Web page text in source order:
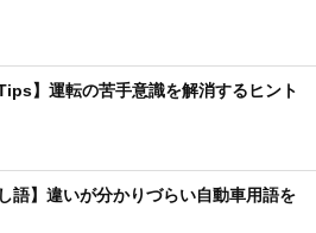
Tips】運転の苦手意識を解消するヒント
語】違いが分かりづらい自動車用語を